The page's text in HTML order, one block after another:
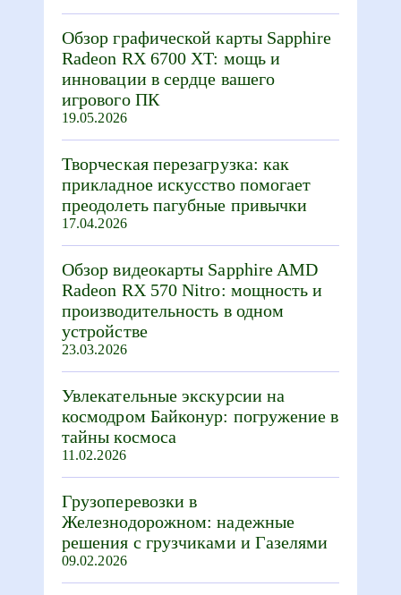
Обзор графической карты Sapphire
Radeon RX 6700 XT: мощь и
инновации в сердце вашего
игрового ПК
19.05.2026
Творческая перезагрузка: как
прикладное искусство помогает
преодолеть пагубные привычки
17.04.2026
Обзор видеокарты Sapphire AMD
Radeon RX 570 Nitro: мощность и
производительность в одном
устройстве
23.03.2026
Увлекательные экскурсии на
космодром Байконур: погружение в
тайны космоса
11.02.2026
Грузоперевозки в
Железнодорожном: надежные
решения с грузчиками и Газелями
09.02.2026